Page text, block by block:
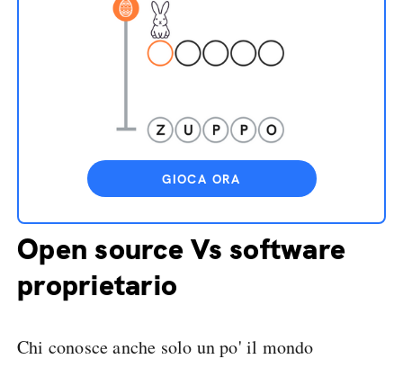
GIOCA ORA
Open source Vs software
proprietario
Chi conosce anche solo un po' il mondo